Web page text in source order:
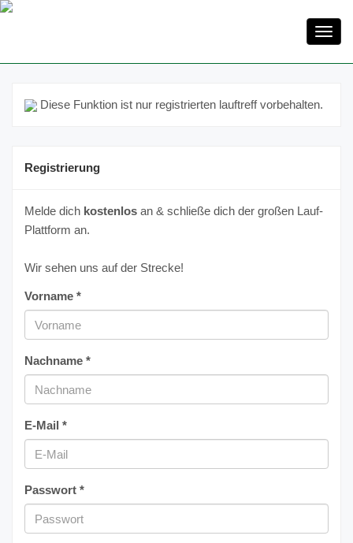
Diese Funktion ist nur registrierten lauftreff vorbehalten.
Registrierung
Melde dich kostenlos an & schließe dich der großen Lauf-
Plattform an.
Wir sehen uns auf der Strecke!
Vorname *
Nachname *
E-Mail *
Passwort *